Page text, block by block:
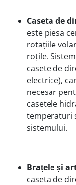
Caseta de
este piesa
rotațiile
roțile.
casete de
electrice),
necesar
casetele
temperaturi
sistemului.
Brațele și
caseta de